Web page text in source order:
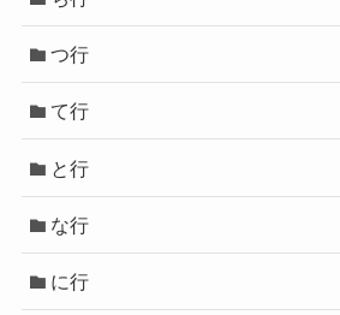
つ行
て行
と行
な行
に行